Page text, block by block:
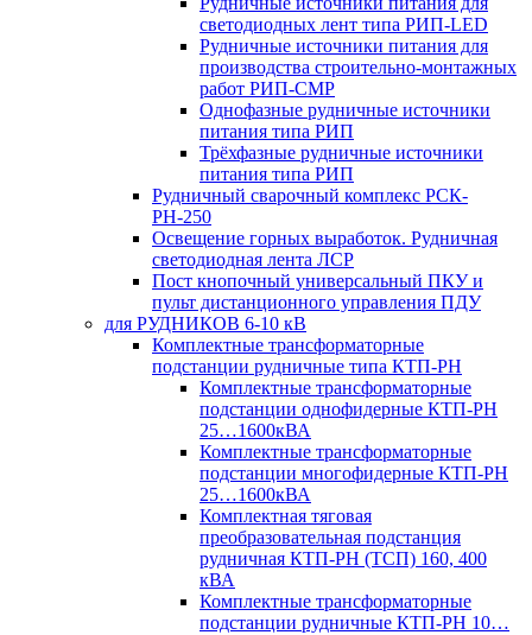
светодиодных лент типа РИП-LED
Рудничные источники питания для
производства строительно-монтажных
работ РИП-СМР
Однофазные рудничные источники
питания типа РИП
Трёхфазные рудничные источники
питания типа РИП
Рудничный сварочный комплекс РСК-
РН-250
Освещение горных выработок. Рудничная
светодиодная лента ЛСР
Пост кнопочный универсальный ПКУ и
пульт дистанционного управления ПДУ
для РУДНИКОВ 6-10 кВ
Комплектные трансформаторные
подстанции рудничные типа КТП-РН
Комплектные трансформаторные
подстанции однофидерные КТП-РН
25…1600кВА
Комплектные трансформаторные
подстанции многофидерные КТП-РН
25…1600кВА
Комплектная тяговая
преобразовательная подстанция
рудничная КТП-РН (ТСП) 160, 400
кВА
Комплектные трансформаторные
подстанции рудничные КТП-РН 10…